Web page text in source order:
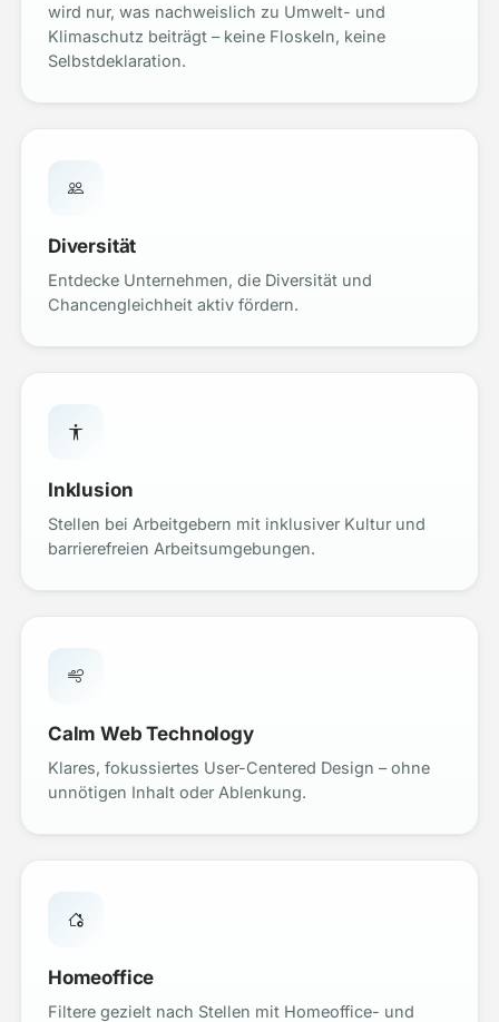
wird nur, was nachweislich zu Umwelt- und
Klimaschutz beiträgt – keine Floskeln, keine
Selbstdeklaration.
Diversität
Entdecke Unternehmen, die Diversität und
Chancengleichheit aktiv fördern.
Inklusion
Stellen bei Arbeitgebern mit inklusiver Kultur und
barrierefreien Arbeitsumgebungen.
Calm Web Technology
Klares, fokussiertes User-Centered Design – ohne
unnötigen Inhalt oder Ablenkung.
Homeoffice
Filtere gezielt nach Stellen mit Homeoffice- und